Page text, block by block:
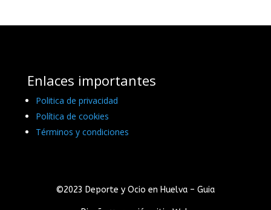
Enlaces importantes
Politica de privacidad
Política de cookies
Términos y condiciones
©2023 Deporte y Ocio en Huelva – Guia